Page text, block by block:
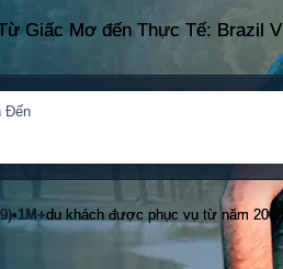
Giấc Mơ đến Thực Tế: Brazil
Đến
•1M+du khách được phục vụ từ năm 2003